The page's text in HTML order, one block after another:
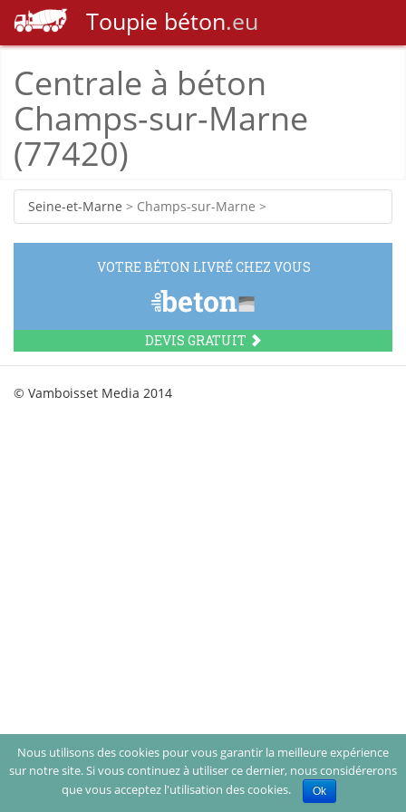
Toupie béton.eu
Centrale à béton
Champs-sur-Marne
(77420)
Seine-et-Marne > Champs-sur-Marne >
VOTRE BÉTON LIVRÉ CHEZ VOUS
DEVIS GRATUIT
Nous utilisons des cookies pour vous garantir la meilleure expérience
sur notre site. Si vous continuez à utiliser ce dernier, nous considérerons
que vous acceptez l'utilisation des cookies.
Ok
© Vamboisset Media 2014